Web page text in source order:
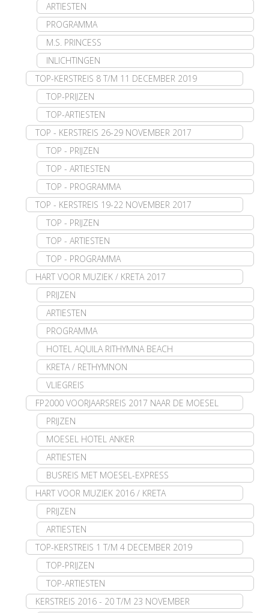
ARTIESTEN
PROGRAMMA
M.S. PRINCESS
INLICHTINGEN
TOP-KERSTREIS 8 T/M 11 DECEMBER 2019
TOP-PRIJZEN
TOP-ARTIESTEN
TOP - KERSTREIS 26-29 NOVEMBER 2017
TOP - PRIJZEN
TOP - ARTIESTEN
TOP - PROGRAMMA
TOP - KERSTREIS 19-22 NOVEMBER 2017
TOP - PRIJZEN
TOP - ARTIESTEN
TOP - PROGRAMMA
HART VOOR MUZIEK / KRETA 2017
PRIJZEN
ARTIESTEN
PROGRAMMA
HOTEL AQUILA RITHYMNA BEACH
KRETA / RETHYMNON
VLIEGREIS
FP2000 VOORJAARSREIS 2017 NAAR DE MOESEL
PRIJZEN
MOESEL HOTEL ANKER
ARTIESTEN
BUSREIS MET MOESEL-EXPRESS
HART VOOR MUZIEK 2016 / KRETA
PRIJZEN
ARTIESTEN
TOP-KERSTREIS 1 T/M 4 DECEMBER 2019
TOP-PRIJZEN
TOP-ARTIESTEN
KERSTREIS 2016 - 20 T/M 23 NOVEMBER